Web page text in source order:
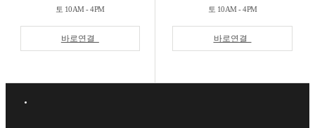
토 10AM - 4PM
바로연결
토 10AM - 4PM
바로연결